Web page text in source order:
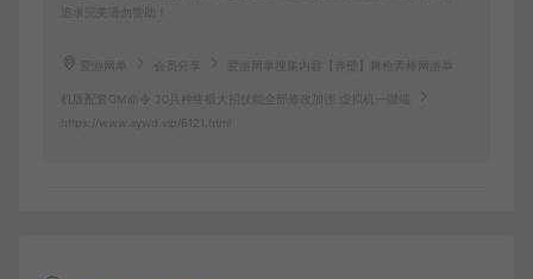
追求完美请勿赞助！
爱游网单 爱游网单搜集内容【赤壁】舞枪弄棒网游单
机版配套GM命令 20兵种终极大招技能全部修改加强 虚拟机一键端
https://www.aywd.vip/6121.html